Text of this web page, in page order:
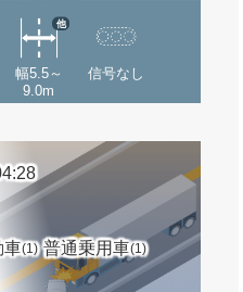
幅5.5～
9.0m
他
信号なし
車(1) 普通乗用車(1)